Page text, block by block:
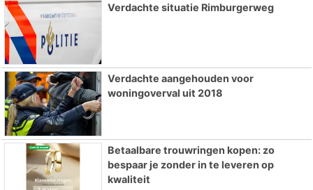
Verdachte situatie Rimburgerweg
Verdachte aangehouden voor
woningoverval uit 2018
Betaalbare trouwringen kopen: zo
bespaar je zonder in te leveren op
kwaliteit